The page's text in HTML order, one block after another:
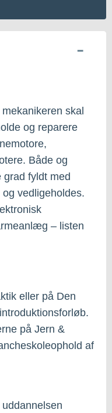
skal
og reparere
Både og
grad fyldt med
vedligeholdes.
– listen
eller på Den
på Jern &
af